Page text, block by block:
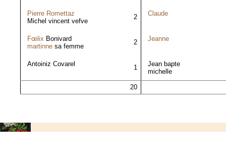
Pierre Romettaz
Michel vincent vefve
2 Claude
Fœlix Bonivard
martinne sa femme
2 Jeanne
Antoiniz Covarel 1
Jean bapte
michelle
20